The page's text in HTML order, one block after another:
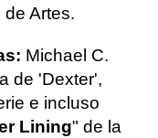
Artes.
Michael C.
de 'Dexter',
e incluso
Lining" de la